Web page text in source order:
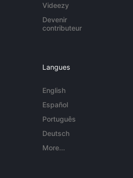
Videezy
Devenir
contributeur
Langues
English
Español
Português
Deutsch
More...